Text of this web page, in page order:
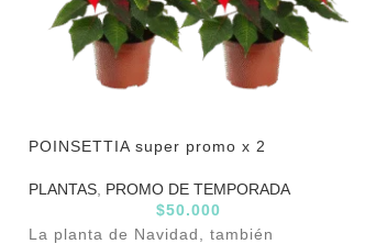
POINSETTIA super promo x 2
PLANTAS PROMO DE TEMPORADA
$50.000
La planta de Navidad, también